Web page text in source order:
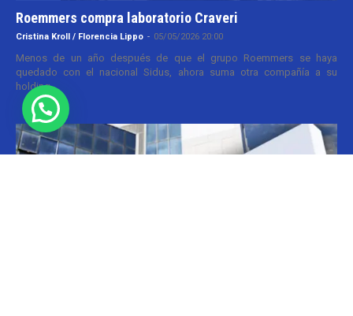
Roemmers compra laboratorio Craveri
Cristina Kroll / Florencia Lippo - 05/05/2026 20:00
Menos de un año después de que el grupo Roemmers se haya
quedado con el nacional Sidus, ahora suma otra compañía a su
holding....